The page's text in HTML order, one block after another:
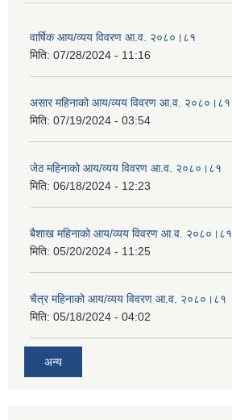
वार्षिक आय/व्यय विवरण आ.व. २०८०।८१
मिति: 07/28/2024 - 11:16
असार महिनाको आय/व्यय विवरण आ.व. २०८०।८१
मिति: 07/19/2024 - 03:54
जेठ महिनाको आय/व्यय विवरण आ.व. २०८०।८१
मिति: 06/18/2024 - 12:23
बैशाख महिनाको आय/व्यय विवरण आ.व. २०८०।८१
मिति: 05/20/2024 - 11:25
चैत्र महिनाको आय/व्यय विवरण आ.व. २०८०।८१
मिति: 05/18/2024 - 04:02
अन्य